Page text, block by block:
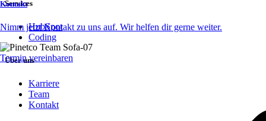
Kontakt
Nimm jetzt Kontakt zu uns auf. Wir helfen dir gerne weiter.
Termin vereinbaren
Services
HubSpot
Coding
Über uns
Karriere
Team
Kontakt